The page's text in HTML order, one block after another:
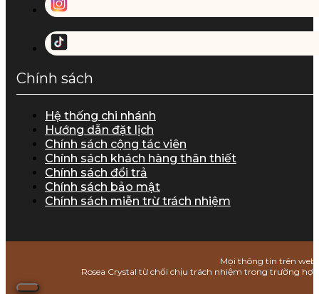
Chính sách
Hệ thống chi nhánh
Hướng dẫn đặt lịch
Chính sách cộng tác viên
Chính sách khách hàng thân thiết
Chính sách đổi trả
Chính sách bảo mật
Chính sách miễn trừ trách nhiệm
Mọi thông tin trên
Rosea Crystal từ chối chịu trách nhiệm trong trường